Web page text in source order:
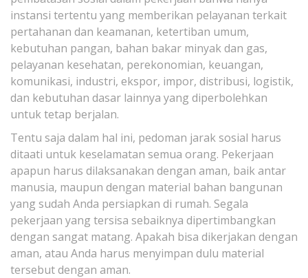
instansi tertentu yang memberikan pelayanan terkait
pertahanan dan keamanan, ketertiban umum,
kebutuhan pangan, bahan bakar minyak dan gas,
pelayanan kesehatan, perekonomian, keuangan,
komunikasi, industri, ekspor, impor, distribusi, logistik,
dan kebutuhan dasar lainnya yang diperbolehkan
untuk tetap berjalan.
Tentu saja dalam hal ini, pedoman jarak sosial harus
ditaati untuk keselamatan semua orang. Pekerjaan
apapun harus dilaksanakan dengan aman, baik antar
manusia, maupun dengan material bahan bangunan
yang sudah Anda persiapkan di rumah. Segala
pekerjaan yang tersisa sebaiknya dipertimbangkan
dengan sangat matang. Apakah bisa dikerjakan dengan
aman, atau Anda harus menyimpan dulu material
tersebut dengan aman.